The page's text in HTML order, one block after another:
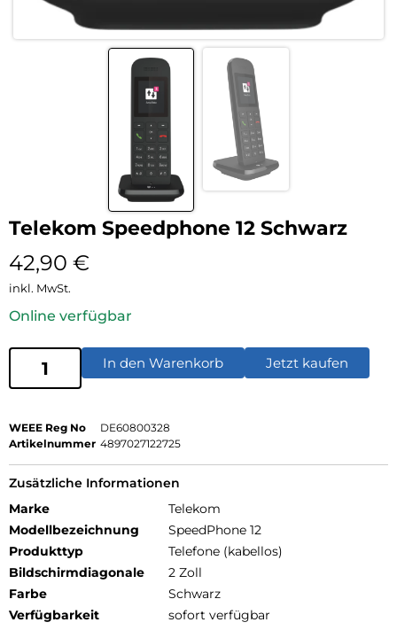
Telekom Speedphone 12 Schwarz
42,90 €
inkl. MwSt.
Online verfügbar
In den Warenkorb Jetzt kaufen
WEEE Reg No
DE60800328
Artikelnummer 4897027122725
Zusätzliche Informationen
Marke
Telekom
Modellbezeichnung
SpeedPhone 12
Produkttyp
Telefone (kabellos)
Bildschirmdiagonale
2 Zoll
Farbe
Schwarz
Verfügbarkeit
sofort verfügbar